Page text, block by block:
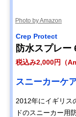
Photo by Amazon
Crep Protect
防水スプレー
税込み2,000円（
スニーカーケ
2012年にイギリス
ドのスニーカー用